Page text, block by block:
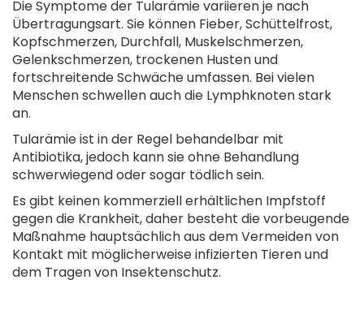
Die Symptome der Tularämie variieren je nach
Übertragungsart. Sie können Fieber, Schüttelfrost,
Kopfschmerzen, Durchfall, Muskelschmerzen,
Gelenkschmerzen, trockenen Husten und
fortschreitende Schwäche umfassen. Bei vielen
Menschen schwellen auch die Lymphknoten stark
an.
Tularämie ist in der Regel behandelbar mit
Antibiotika, jedoch kann sie ohne Behandlung
schwerwiegend oder sogar tödlich sein.
Es gibt keinen kommerziell erhältlichen Impfstoff
gegen die Krankheit, daher besteht die vorbeugende
Maßnahme hauptsächlich aus dem Vermeiden von
Kontakt mit möglicherweise infizierten Tieren und
dem Tragen von Insektenschutz.